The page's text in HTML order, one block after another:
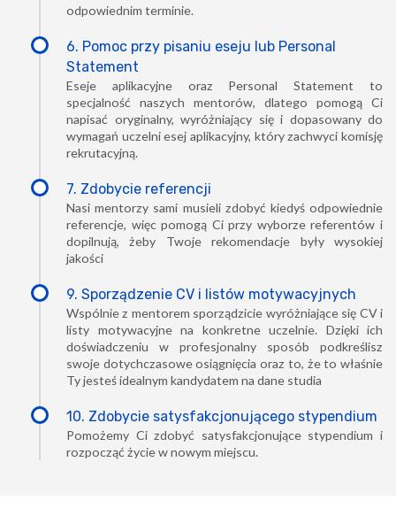
odpowiednim terminie.
6. Pomoc przy pisaniu eseju lub Personal
Statement
Eseje aplikacyjne oraz Personal Statement to
specjalność naszych mentorów, dlatego pomogą Ci
napisać oryginalny, wyróżniający się i dopasowany do
wymagań uczelni esej aplikacyjny, który zachwyci komisję
rekrutacyjną.
7. Zdobycie referencji
Nasi mentorzy sami musieli zdobyć kiedyś odpowiednie
referencje, więc pomogą Ci przy wyborze referentów i
dopilnują, żeby Twoje rekomendacje były wysokiej
jakości
9. Sporządzenie CV i listów motywacyjnych
Wspólnie z mentorem sporządzicie wyróżniające się CV i
listy motywacyjne na konkretne uczelnie. Dzięki ich
doświadczeniu w profesjonalny sposób podkreślisz
swoje dotychczasowe osiągnięcia oraz to, że to właśnie
Ty jesteś idealnym kandydatem na dane studia
10. Zdobycie satysfakcjonującego stypendium
Pomożemy Ci zdobyć satysfakcjonujące stypendium i
rozpocząć życie w nowym miejscu.